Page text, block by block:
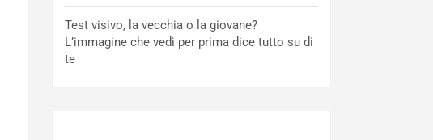
Test visivo, la vecchia o la giovane?
L’immagine che vedi per prima dice tutto su di
te